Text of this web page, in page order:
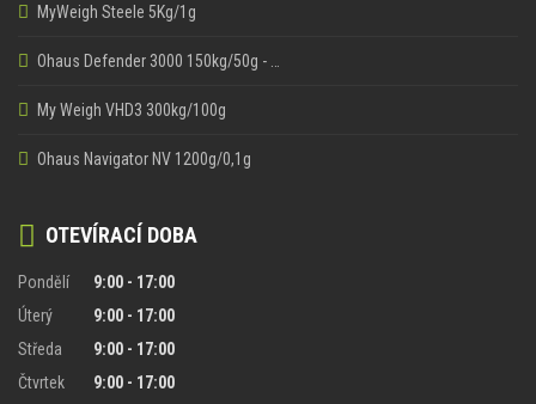
MyWeigh Steele 5Kg/1g
Ohaus Defender 3000 150kg/50g - …
My Weigh VHD3 300kg/100g
Ohaus Navigator NV 1200g/0,1g
OTEVÍRACÍ DOBA
Pondělí
9:00 - 17:00
Úterý
9:00 - 17:00
Středa
9:00 - 17:00
Čtvrtek
9:00 - 17:00